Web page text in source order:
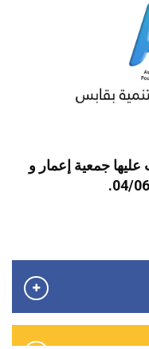
عليها جمعية إعمار و